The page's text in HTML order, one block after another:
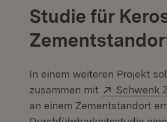
Studie für
In einem weiteren Projekt
zusammen mit
Extern:
Schwenk
an einem Zementstandort